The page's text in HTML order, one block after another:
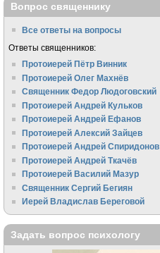
Вопрос священнику
Все ответы на вопросы
Ответы священников:
Протоиерей Пётр Винник
Протоиерей Олег Махнёв
Священник Федор Людоговский
Протоиерей Андрей Кульков
Протоиерей Андрей Ефанов
Протоиерей Алексий Зайцев
Протоиерей Андрей Спиридонов
Протоиерей Андрей Ткачёв
Протоиерей Василий Мазур
Священник Сергий Бегиян
Иерей Владислав Береговой
Задать вопрос психологу